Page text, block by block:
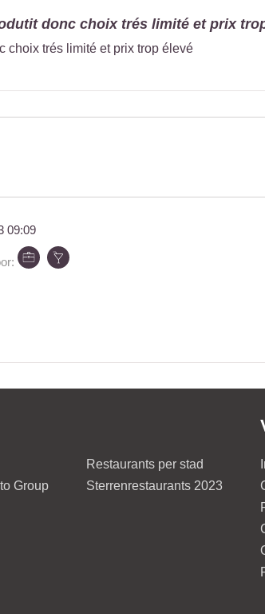
donc choix trés limité et prix
choix trés limité et prix trop élevé
09:09
Group
Restaurants per stad
Sterrenrestaurants 2023